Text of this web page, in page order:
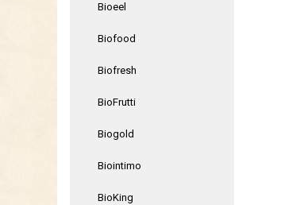
Bioeel
Biofood
Biofresh
BioFrutti
Biogold
Biointimo
BioKing